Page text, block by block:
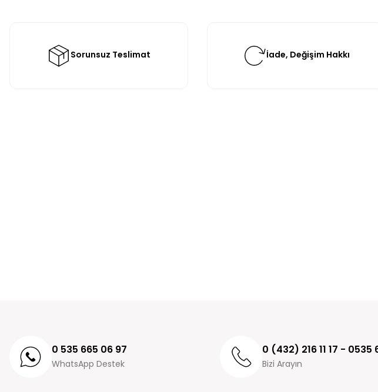
Sorunsuz Teslimat İade, Değişim Hakkı
0 535 665 06 97
WhatsApp Destek
0 (432) 216 11 17 - 0535
Bizi Arayın